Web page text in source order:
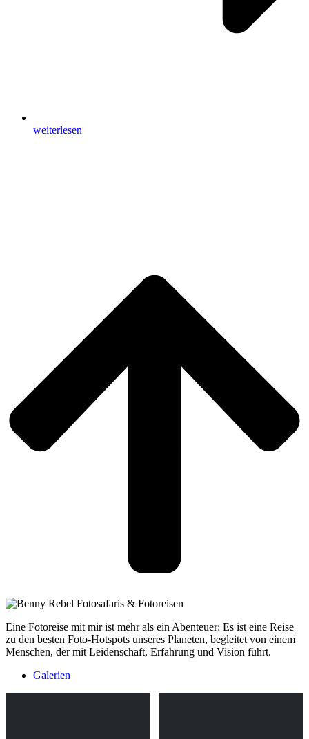
weiterlesen
Eine Fotoreise mit mir ist mehr als ein Abenteuer: Es ist eine Reise
zu den besten Foto-Hotspots unseres Planeten, begleitet von einem
Menschen, der mit Leidenschaft, Erfahrung und Vision führt.
Galerien